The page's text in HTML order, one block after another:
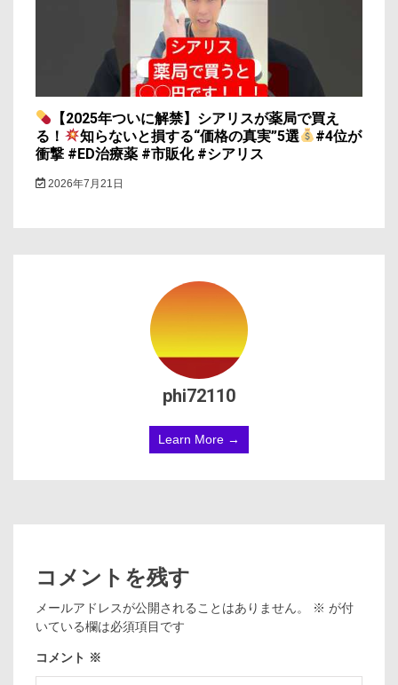
【2025年ついに解禁】シアリスが薬局で買え
る！
知らないと損する“価格の真実”5選
#4位が
衝撃 #ED治療薬 #市販化 #シアリス
2026年7月21日
phi72110
Learn More →
コメントを残す
メールアドレスが公開されることはありません。 ※ が付
いている欄は必須項目です
コメント ※